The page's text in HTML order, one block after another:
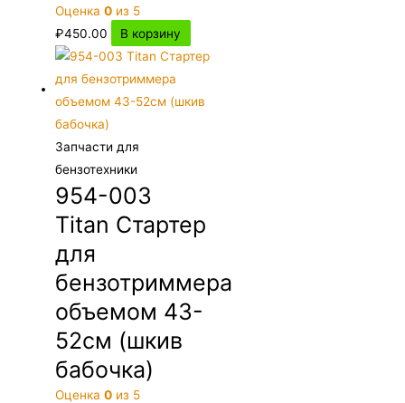
Оценка0 из 5
₽450.00 В корзину
Запчасти для
бензотехники
954-003
Titan Стартер
для
бензотриммера
объемом 43-
52см (шкив
бабочка)
Оценка0 из 5